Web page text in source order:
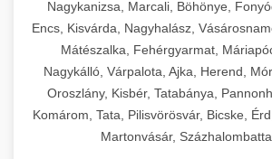
Ipari sütők és gőzpárolók
chef-
berendezések
használatot, miközben megfelel
higiéniai előírásnak.
Ipari hűtőberendezések
választéka - chef-
kereskedelmi hűtőegység és
hőmérsékletet és
rendszerekkel, valamint
technológiával rendelkeznek. A
acél konstrukció és a könnyen
karbantartási pontok
élettartamot és az egyszerű
tisztíthatók, szétszerelhetők és
megfelelnek az összes
előírásnak. Különböző
állnak rendelkezésre asztali és
kivitelben, az egyedi
feldolgozandó mennyiségek
Biztonságos kezelést biztosító
berendezést magában foglal,
egy modern, hatékonyan
kereskedelmi konyha komplett
és működtetéséhez. Az
főzőberendezésektől
grillsütők, frittőzök) kezdve a
feldolgozógépeken
Nagykanizsa, Marcali, Böhönye,
Encs, Kisvárda, Nagyhalász,
Mátészalka, Fehérgyarmat,
Nagykálló, Várpalota, Ajka, Herend,
Oroszlány, Kisbér, Tatabánya,
Komárom, Tata, Pilisvörösvár, Bicske,
Martonvásár,